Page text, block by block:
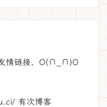
情链接，O(∩_∩)O
有次博客